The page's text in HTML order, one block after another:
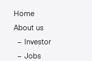
Home
About us
Investor
Jobs